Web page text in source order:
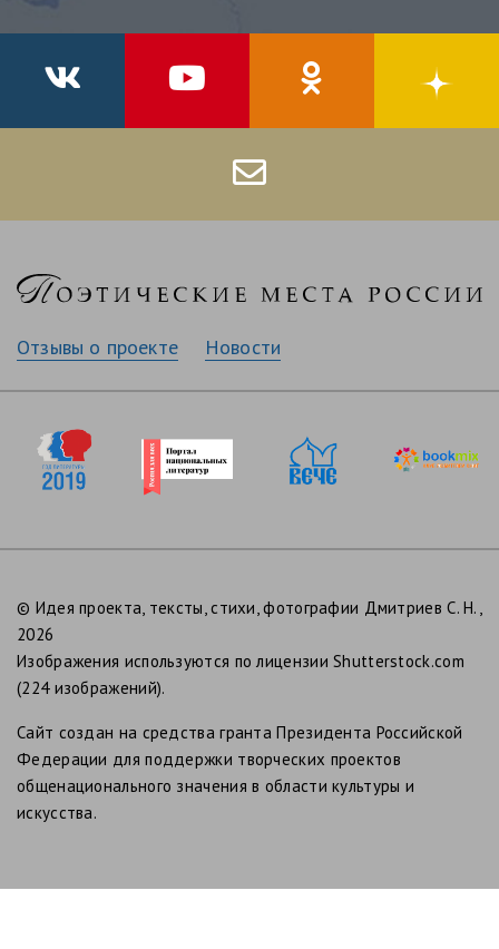
Отзывы о проекте Новости
© Идея проекта, тексты, стихи, фотографии Дмитриев С. Н.,
2026
Изображения используются по лицензии Shutterstock.com
(224 изображений).
Сайт создан на средства гранта Президента Российской
Федерации для поддержки творческих проектов
общенационального значения в области культуры и
искусства.